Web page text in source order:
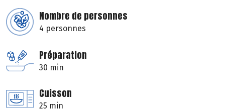
Nombre de personnes
4 personnes
Préparation
30 min
Cuisson
25 min